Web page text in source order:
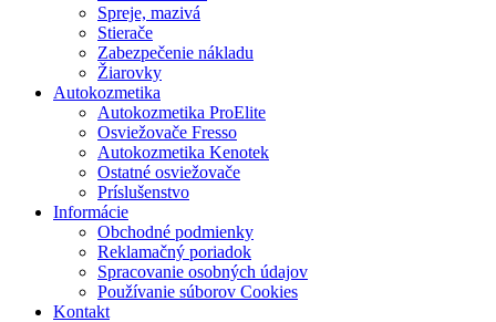
Spreje, mazivá
Stierače
Zabezpečenie nákladu
Žiarovky
Autokozmetika
Autokozmetika ProElite
Osviežovače Fresso
Autokozmetika Kenotek
Ostatné osviežovače
Príslušenstvo
Informácie
Obchodné podmienky
Reklamačný poriadok
Spracovanie osobných údajov
Používanie súborov Cookies
Kontakt